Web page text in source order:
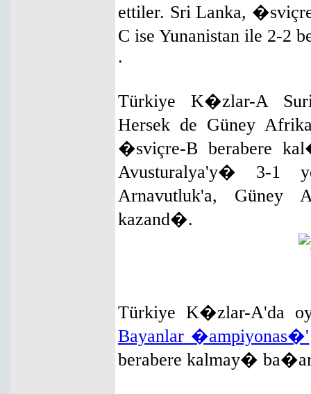
ettiler. Sri Lanka,
C ise Yunanistan ile 2-2
.
Türkiye K�zlar-A
Hersek de Güney
�sviçre-B berabere
Avusturalya'y� 3-1
Arnavutluk'a,
kazand�.
Türkiye K�zlar-A'da
Bayanlar �ampiyonas�'
berabere kalmay�